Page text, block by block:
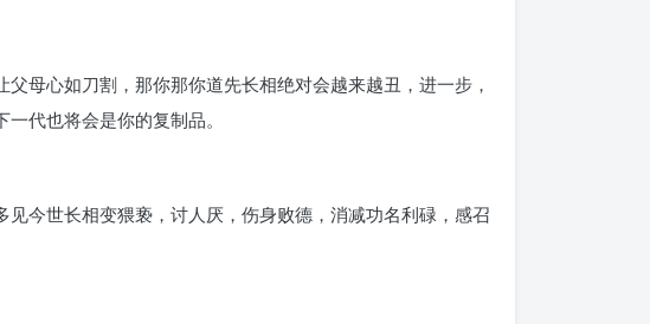
母心如刀割，那你那你道先长相绝对会越来越丑，进一步，
代也将会是你的复制品。
今世长相变猥亵，讨人厌，伤身败德，消减功名利碌，感召